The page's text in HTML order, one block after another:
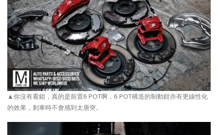
▲你沒有看錯，真的是前置6 POT啊，6 POT構造的制動鉗亦有更線性化
的效果，剎車時不會感到太唐突。